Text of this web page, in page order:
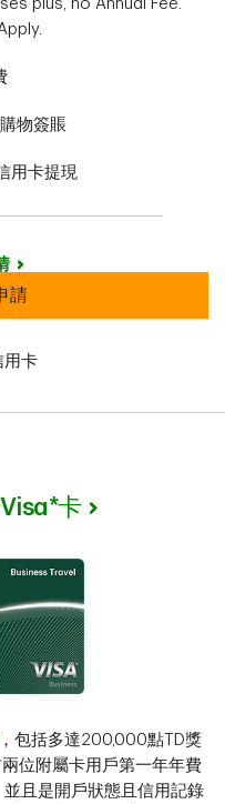
plus, no Annual Fee.
物簽賬
用卡提現
請
用卡
卡
，包括多達200,000點TD獎
位附屬卡用戶第一年年費
且是開戶狀態且信用記錄